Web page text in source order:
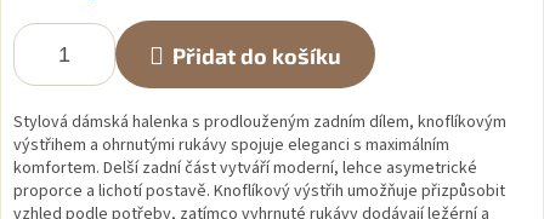
Přidat do košíku
Stylová dámská halenka s prodlouženým zadním dílem, knoflíkovým
výstřihem a ohrnutými rukávy spojuje eleganci s maximálním
komfortem. Delší zadní část vytváří moderní, lehce asymetrické
proporce a lichotí postavě. Knoflíkový výstřih umožňuje přizpůsobit